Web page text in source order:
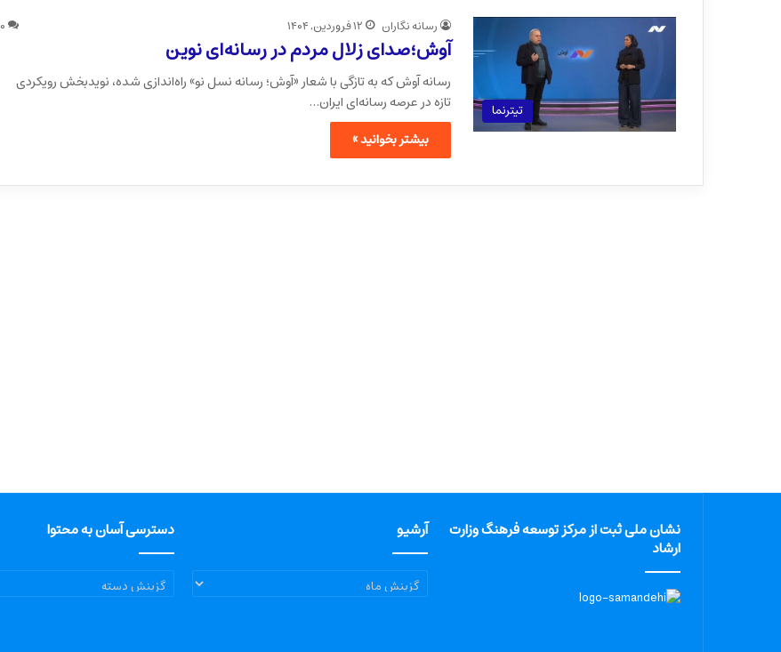
تیترنما
رسانه نگاران ۱۲ فروردین, ۱۴۰۴ ۰
آوش؛صدای زلال مردم در رسانه‌ای نوین
رسانه آوش که به تازگی با شعار «آوش؛ رسانه نسل نو» راه‌اندازی شده، نویدبخش رویکردی
تازه در عرصه رسانه‌ای ایران…
بیشتر بخوانید »
نشان ملی ثبت از مرکز توسعه فرهنگ وزارت
ارشاد
آرشیو
آرشیو
دسترسی آسان به محتوا
دسترسی
آسان